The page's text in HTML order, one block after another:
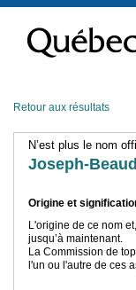
contenu
Retour aux résultats
N’est plus le nom
Joseph-
Origine et
L'origine de ce nom
jusqu’à maintenant.
La Commission de
l'un ou l'autre de ces